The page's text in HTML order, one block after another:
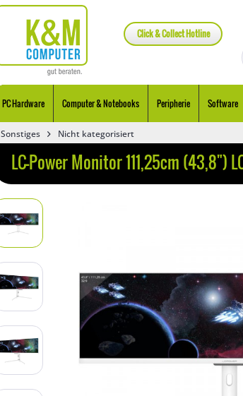
Click & Collect Hotline
PC Hardware Computer & Notebooks Peripherie Software
Sonstiges Nicht kategorisiert
LC-Power Monitor 111,25cm (43,8")